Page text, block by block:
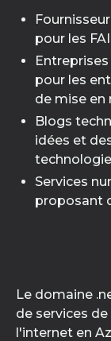
pour les
pour les
de mise en
Blogs
idées et
Services
proposant
Le domaine
de services
l'internet en